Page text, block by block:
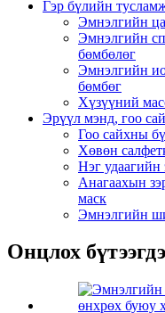
Гэр бүлийн
Эмнэлгийн
Эмнэлгийн
бөмбөлөг
Эмнэлгийн
бөмбөг
Хүзүүний
Эрүүл мэнд, гоо
Гоо сайхны
Хөвөн
Нэг
Анагаахын
маск
Эмнэлгийн
Онцлох